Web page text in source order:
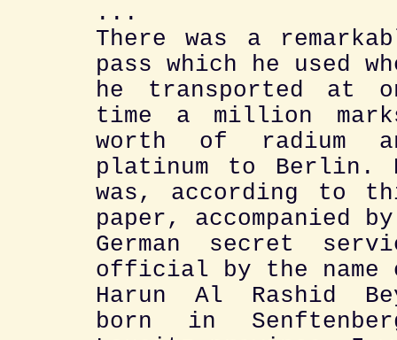
...
There was a
pass which he used
he transported at
time a million
worth of radium
platinum to Berlin.
was, according to
paper, accompanied
German secret
official by the name
Harun Al Rashid
born in